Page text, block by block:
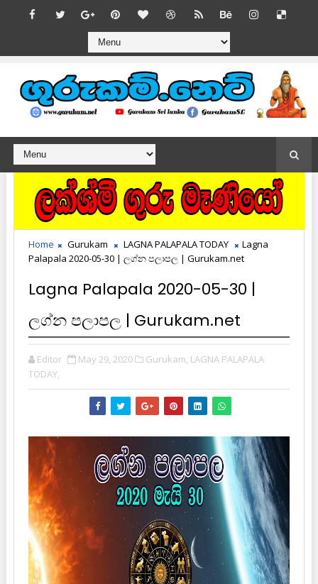
Home Gurukam LAGNA PALAPALA TODAY
Lagna
Palapala 2020-05-30 | ලග්න පලාපල | Gurukam.net
Lagna Palapala 2020-05-30 |
ලග්න පලාපල | Gurukam.net
Editor May 29, 2020 Gurukam, LAGNA PALAPALA
TODAY,